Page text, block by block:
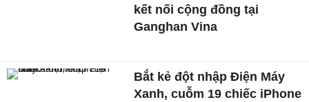
kết nối cộng đồng tại
Ganghan Vina
Bắt kẻ đột nhập Điện Máy
Xanh, cuỗm 19 chiếc iPhone